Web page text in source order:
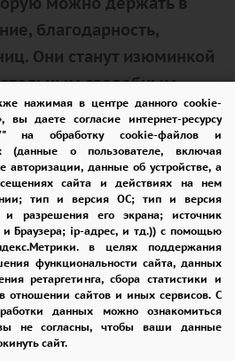
нажимая в центре данного cookie-
вы даете согласие интернет-ресурсу
на обработку cookie-файлов и
(данные о пользователе, включая
авторизации, данные об устройстве, а
сайта и действиях на нем
тип и версия ОС; тип и версия
и разрешения его экрана; источник
Браузера; ip-адрес, и тд.)) с помощью
в целях поддержания
функциональности сайта, данных
ретаргетинга, сбора статистики и
отношении сайтов и иных сервисов. С
данных можно ознакомиться
не согласны, чтобы ваши данные
сайт.
благодарность,
Они станут изюминкой
свадебным
сюрпризом, о
годами.
роз — и
напомнит о том,
тепло тем, кто делает
Ведь настоящая красота
— она говорит сердцем.